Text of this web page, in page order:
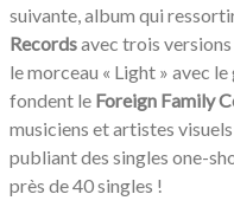
suivante, album qui
Recordsavec trois
le morceau « Light » avec
fondent le Foreign Family
musiciens et artistes
publiant des singles one-
près de 40 singles !